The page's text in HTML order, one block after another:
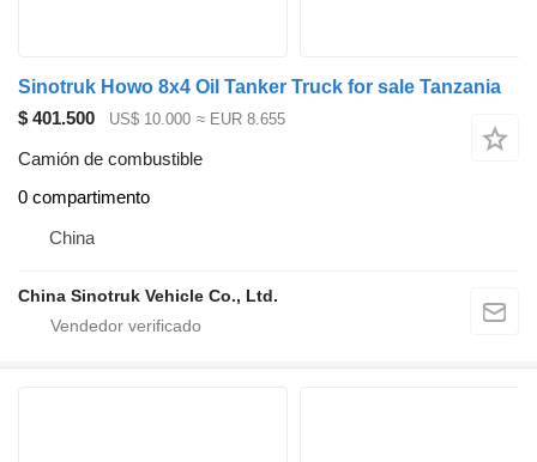
Sinotruk Howo 8x4 Oil Tanker Truck for sale Tanzania
$ 401.500
US$ 10.000 ≈ EUR 8.655
Camión de combustible
0 compartimento
China
China Sinotruk Vehicle Co., Ltd.